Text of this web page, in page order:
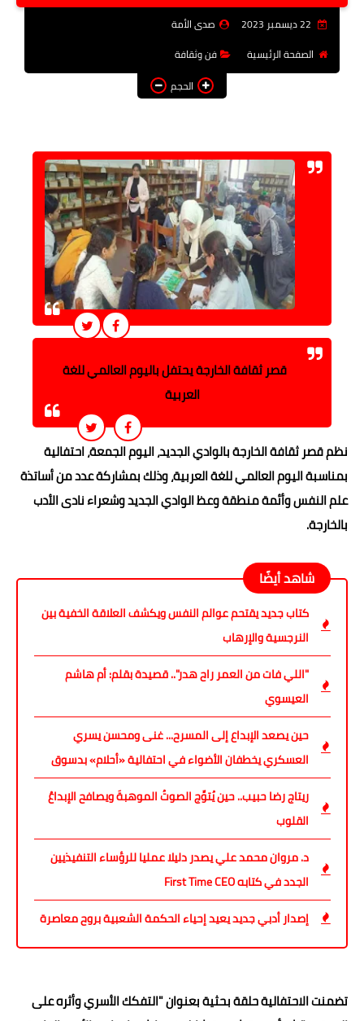
فن وثقافة
عربى ودولى
آراء وتحليلات
المزيد
صدى الأمة
الصفحة الرئيسية
فن وثقافة
الحجم
قصر ثقافة الخارجة يحتفل باليوم العالمي للغة
العربية
نظم قصر ثقافة الخارجة بالوادي الجديد، اليوم الجمعة، احتفالية
بمناسبة اليوم العالمي للغة العربية، وذلك بمشاركة عدد من أساتذة
علم النفس وأئمة منطقة وعظ الوادي الجديد وشعراء نادى الأدب
بالخارجة.
شاهد أيضًا
كتاب جديد يقتحم عوالم النفس ويكشف العلاقة الخفية بين
النرجسية والإرهاب
"اللي فات من العمر راح هدر".. قصيدة بقلم: أم هاشم
العيسوي
حين يصعد الإبداع إلى المسرح... غنى ومحسن يسري
العسكري يخطفان الأضواء في احتفالية «أحلام» بدسوق
ريتاج رضا حبيب.. حين يُتوِّج الصوتُ الموهبةَ ويصافح الإبداعُ
القلوب
د. مروان محمد علي يصدر دليلا عمليا للرؤساء التنفيذيين
الجدد في كتابه First Time CEO
إصدار أدبي جديد يعيد إحياء الحكمة الشعبية بروح معاصرة
تضمنت الاحتفالية حلقة بحثية بعنوان "التفكك الأسري وأثره على